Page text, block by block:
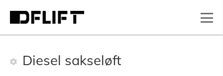
Diesel sakseløft